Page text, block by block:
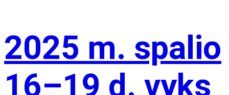
2025 m. spalio
16–19 d. vyks